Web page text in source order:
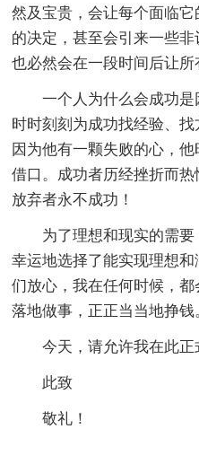
然及宝贵，会让每个面临
的决定，甚至会引来一些
也必然会在一段时间后让所
一个人为什么会成功
时时刻刻为成功找经验、
因为他有一颗失败的心，
借口。成功者历经挫折而热
放弃者永不成功！
为了理想和现实的需
幸运地选择了能实现理想
们放心，我在任何时候，
落地做事，正正当当地挣钱
今天，请允许我在此正
此致
敬礼！